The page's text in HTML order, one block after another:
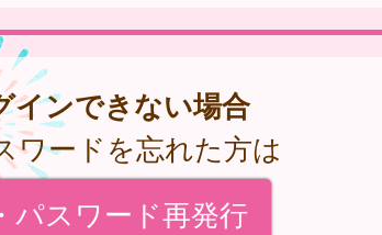
インできない場合
ワードを忘れた方は
パスワード再発行